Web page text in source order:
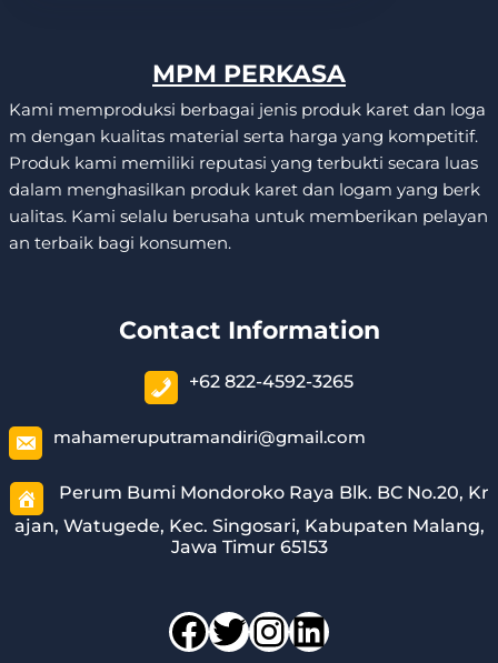
MPM PERKASA
Kami memproduksi berbagai jenis produk karet dan loga
m dengan kualitas material serta harga yang kompetitif.
Produk kami memiliki reputasi yang terbukti secara luas
dalam menghasilkan produk karet dan logam yang berk
ualitas. Kami selalu berusaha untuk memberikan pelayan
an terbaik bagi konsumen.
Contact Information
+62 822-4592-3265
mahameruputramandiri@gmail.com
Perum Bumi Mondoroko Raya Blk. BC No.20, Kr
ajan, Watugede, Kec. Singosari, Kabupaten Malang,
Jawa Timur 65153
Facebook
Twitter
Instagram
LinkedIn